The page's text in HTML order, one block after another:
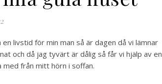
livstid för min man så är dagen då vi lämnar
och då jag tyvärt är dålig så får vi hjälp av en
med från mitt hörn i soffan.